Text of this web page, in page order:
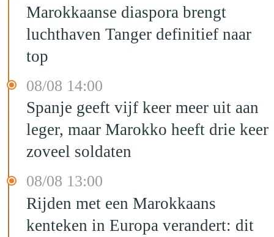
Marokkaanse diaspora brengt
luchthaven Tanger definitief naar
top
08/08 14:00
Spanje geeft vijf keer meer uit aan
leger, maar Marokko heeft drie keer
zoveel soldaten
08/08 13:00
Rijden met een Marokkaans
kenteken in Europa verandert: dit